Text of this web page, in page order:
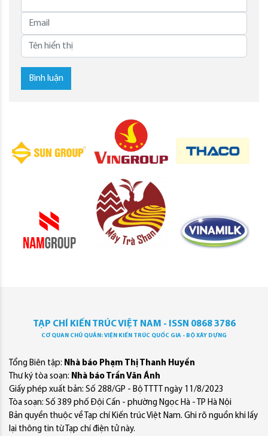
Bình luận
TẠP CHÍ KIẾN TRÚC VIỆT NAM - ISSN 0868 3786
CƠ QUAN CHỦ QUẢN: VIỆN KIẾN TRÚC QUỐC GIA - BỘ XÂY DỰNG
Tổng Biên tập: Nhà báo Phạm Thị Thanh Huyền
Thư ký tòa soạn: Nhà báo Trần Văn Ánh
Giấy phép xuất bản: Số 288/GP - Bộ TTTT ngày 11/8/2023
Tòa soạn: Số 389 phố Đội Cấn - phường Ngọc Hà - TP Hà Nội
Bản quyền thuộc về Tạp chí Kiến trúc Việt Nam. Ghi rõ nguồn khi lấy
lại thông tin từ Tạp chí điện tử này.